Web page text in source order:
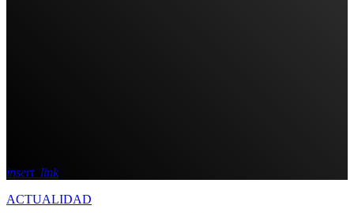
insert_link
ACTUALIDAD